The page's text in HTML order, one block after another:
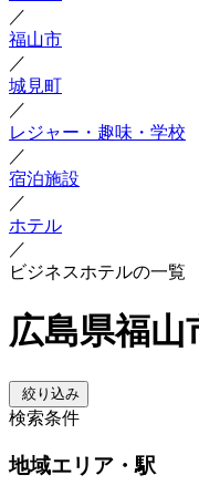
／
福山市
／
城見町
／
レジャー・趣味・学校
／
宿泊施設
／
ホテル
／
ビジネスホテルの一覧
広島県福
絞り込み
検索条件
地域エリア・駅